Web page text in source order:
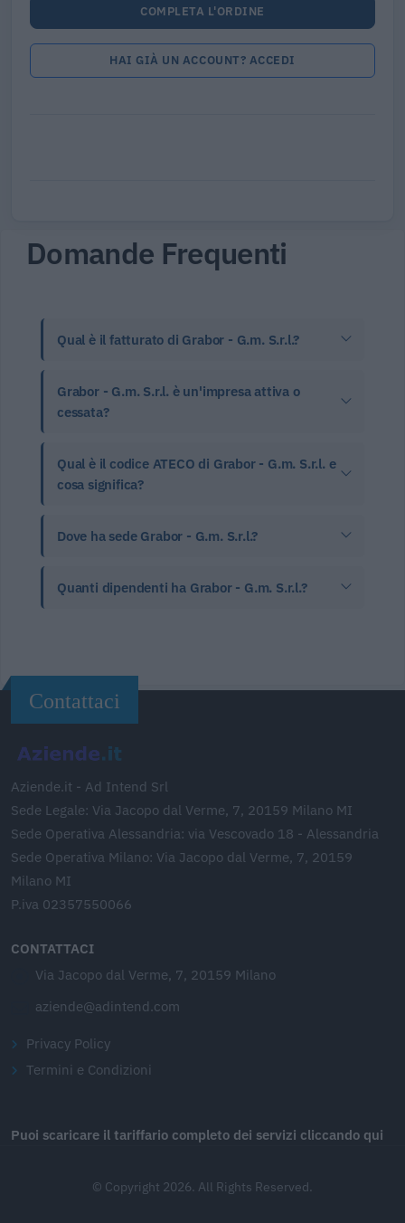
COMPLETA L'ORDINE
HAI GIÀ UN ACCOUNT? ACCEDI
Domande Frequenti
Qual è il fatturato di Grabor - G.m. S.r.l.?
Grabor - G.m. S.r.l. è un'impresa attiva o
cessata?
Qual è il codice ATECO di Grabor - G.m. S.r.l. e
cosa significa?
Dove ha sede Grabor - G.m. S.r.l.?
Quanti dipendenti ha Grabor - G.m. S.r.l.?
Contattaci
Aziende.it - Ad Intend Srl
Sede Legale: Via Jacopo dal Verme, 7, 20159 Milano MI
Sede Operativa Alessandria: via Vescovado 18 - Alessandria
Sede Operativa Milano: Via Jacopo dal Verme, 7, 20159
Milano MI
P.iva 02357550066
CONTATTACI
Via Jacopo dal Verme, 7, 20159 Milano
aziende@adintend.com
Privacy Policy
Termini e Condizioni
Puoi scaricare il tariffario completo dei servizi cliccando qui
© Copyright 2026. All Rights Reserved.